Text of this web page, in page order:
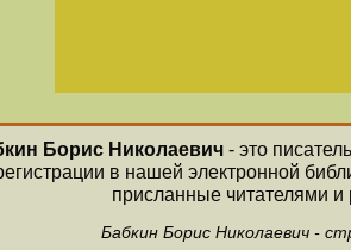
Борис Николаевич - это
в нашей электронной
присланные читателями
Бабкин Борис Николаевич -